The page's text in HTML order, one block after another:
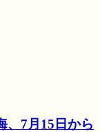
、7月15日から